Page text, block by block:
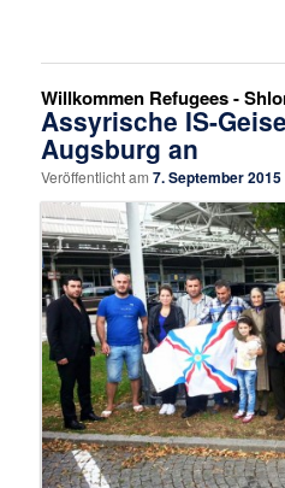
Willkommen Refugees -
Assyrische IS-
Augsburg an
Veröffentlicht am7. September 2015